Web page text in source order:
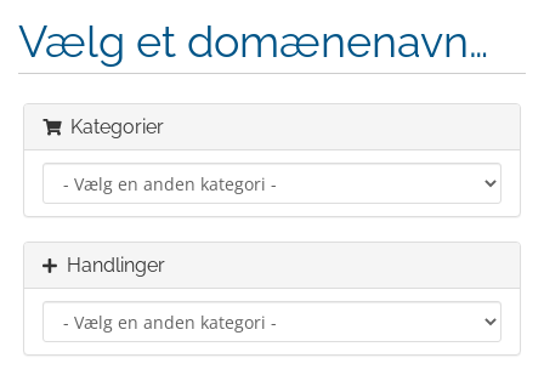
Vælg et domænenavn…
Kategorier
Handlinger